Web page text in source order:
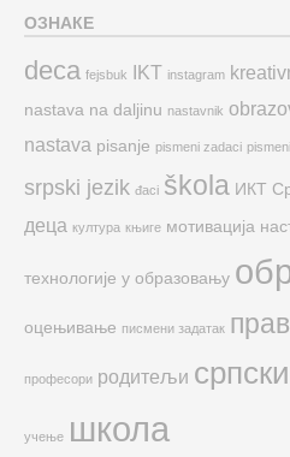
ОЗНАКЕ
deca fejsbuk IKT instagram
nastava na daljinu nastavnik
nastava pisanje pismeni zadaci
srpski jezik đaci škola ИКТ
деца култура књиге мотивација
технологије у образовању
оцењивање писмени задатак
професори родитељи
учење школа